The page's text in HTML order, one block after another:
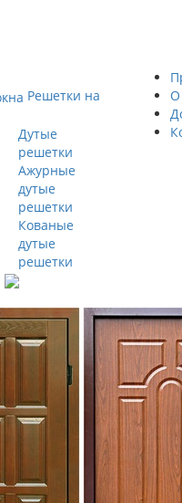
Решетки на
Дутые
решетки
Ажурные
дутые
решетки
Кованые
дутые
решетки
О